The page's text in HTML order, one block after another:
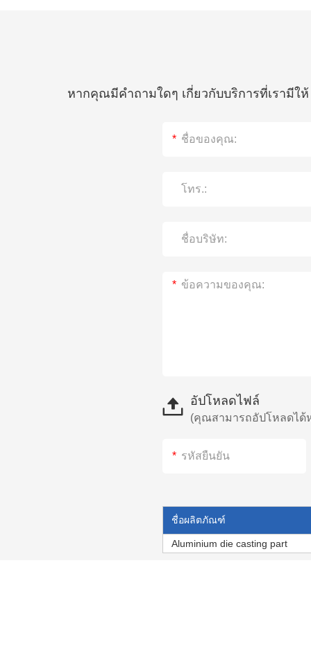
หากคุณมีคำถามใดๆ เกี่ยวกับบริการที่เรามีใ
อัปโหลดไฟล์
(คุณสามารถอัปโหลดได้
ชื่อผลิตภัณฑ์
Aluminium die casting part